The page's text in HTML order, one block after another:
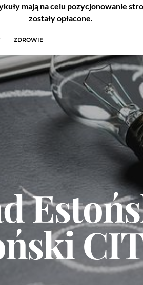
mają na celu pozycjonowanie
zostały opłacone.
ZDROWIE